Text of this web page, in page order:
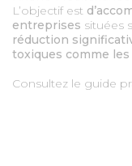
L’objectif est
entreprises situées
réduction
toxiques comme
Consultez le guide